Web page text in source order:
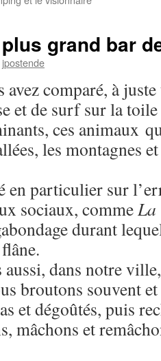
grand bar
jpostende
avez comparé, à
et de surf sur la
ces animaux
les montagnes
en particulier sur
sociaux, commeLa
durant
aussi, dans notre
broutons souvent et
et dégoûtés, puis
mâchons et